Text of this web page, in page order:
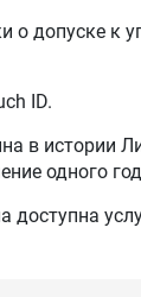
о допуске к
ID.
в истории
одного
доступна